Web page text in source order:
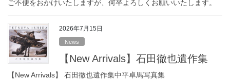
ご不便をおかけいたしますが、何卒よろしくお願いいたします。
2026年7月15日
News
【New Arrivals】石田徹也遺作集
【New Arrivals】 石田徹也遺作集中平卓馬写真集